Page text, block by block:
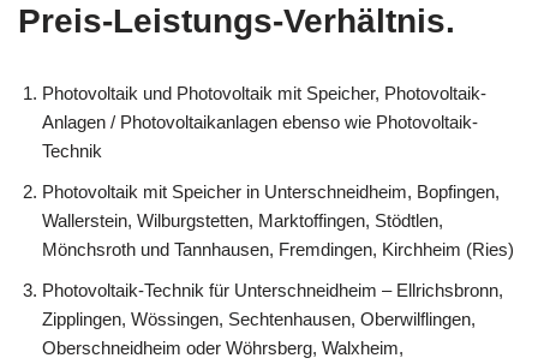
Preis-Leistungs-Verhältnis.
Photovoltaik und Photovoltaik mit Speicher, Photovoltaik-
Anlagen / Photovoltaikanlagen ebenso wie Photovoltaik-
Technik
Photovoltaik mit Speicher in Unterschneidheim, Bopfingen,
Wallerstein, Wilburgstetten, Marktoffingen, Stödtlen,
Mönchsroth und Tannhausen, Fremdingen, Kirchheim (Ries)
Photovoltaik-Technik für Unterschneidheim – Ellrichsbronn,
Zipplingen, Wössingen, Sechtenhausen, Oberwilflingen,
Oberschneidheim oder Wöhrsberg, Walxheim,